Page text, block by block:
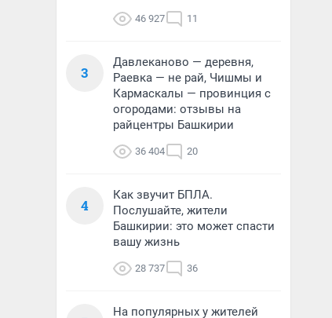
46 927 11
3
Давлеканово — деревня,
Раевка — не рай, Чишмы и
Кармаскалы — провинция с
огородами: отзывы на
райцентры Башкирии
36 404 20
4
Как звучит БПЛА.
Послушайте, жители
Башкирии: это может спасти
вашу жизнь
28 737 36
На популярных у жителей